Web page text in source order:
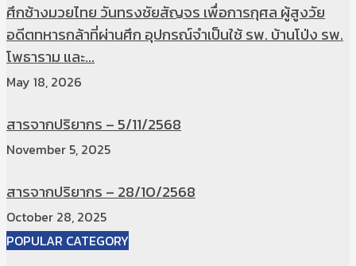
ศึกช้างมวยไทย วันทรงชัยสัญจร เพื่อการกุศล ผู้สูงวัย
อดีตทหารกล้าที่ผ่านศึก อุปกรณ์จำเป็นใช้ รพ. บ้านโป่ง รพ.
โพธาราม และ...
May 18, 2026
สารจากปริยากร – 5/11/2568
November 5, 2025
สารจากปริยากร – 28/10/2568
October 28, 2025
POPULAR CATEGORY